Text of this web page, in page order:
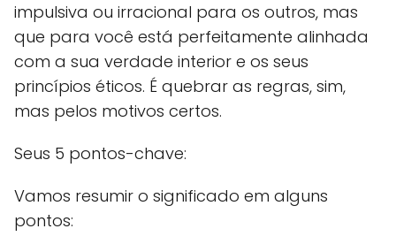
impulsiva ou irracional para os outros, mas
que para você está perfeitamente alinhada
com a sua verdade interior e os seus
princípios éticos. É quebrar as regras, sim,
mas pelos motivos certos.
Seus 5 pontos-chave:
Vamos resumir o significado em alguns
pontos: